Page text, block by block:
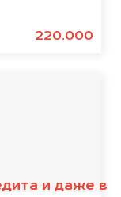
220.000
и даже в